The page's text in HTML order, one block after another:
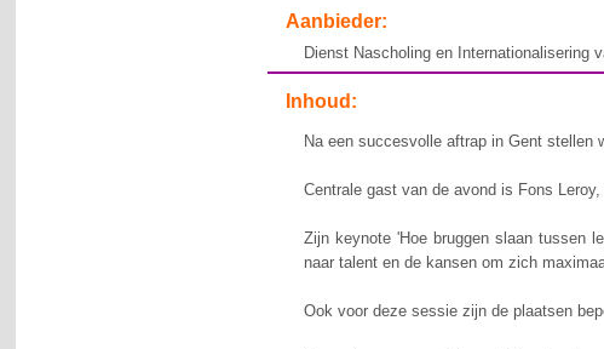
Aanbieder:
Dienst Nascholing en Internationalisering
Inhoud:
Na een succesvolle aftrap in Gent stellen
Centrale gast van de avond is Fons
Zijn keynote 'Hoe bruggen slaan tussen
naar talent en de kansen om zich
Ook voor deze sessie zijn de plaatsen